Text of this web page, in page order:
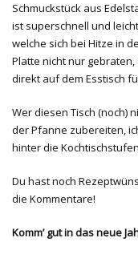
Schmuckstück aus
ist superschnell und
welche sich bei Hitze in
Platte nicht nur
direkt auf dem Esstisch
Wer diesen Tisch (noch)
der Pfanne zubereiten,
hinter die
Du hast noch
die Kommentare!
Komm’ gut in das neue